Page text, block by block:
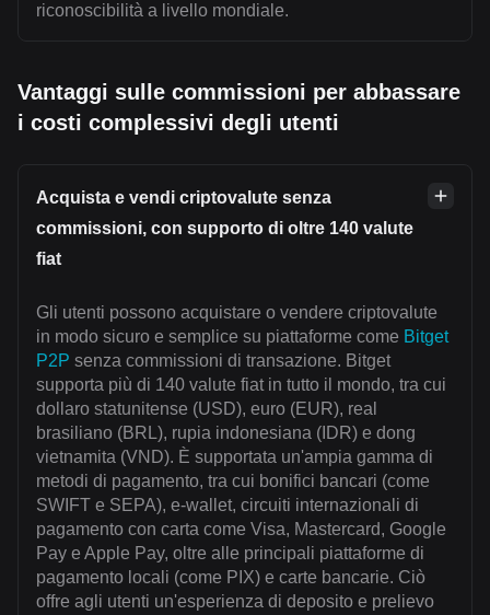
riconoscibilità a livello mondiale.
Vantaggi sulle commissioni per abbassare
i costi complessivi degli utenti
Acquista e vendi criptovalute senza
commissioni, con supporto di oltre 140 valute
fiat
Gli utenti possono acquistare o vendere criptovalute
in modo sicuro e semplice su piattaforme come Bitget
P2P senza commissioni di transazione. Bitget
supporta più di 140 valute fiat in tutto il mondo, tra cui
dollaro statunitense (USD), euro (EUR), real
brasiliano (BRL), rupia indonesiana (IDR) e dong
vietnamita (VND). È supportata un'ampia gamma di
metodi di pagamento, tra cui bonifici bancari (come
SWIFT e SEPA), e-wallet, circuiti internazionali di
pagamento con carta come Visa, Mastercard, Google
Pay e Apple Pay, oltre alle principali piattaforme di
pagamento locali (come PIX) e carte bancarie. Ciò
offre agli utenti un'esperienza di deposito e prelievo